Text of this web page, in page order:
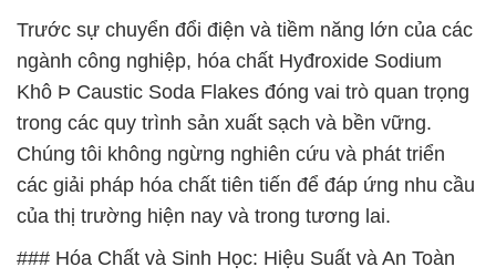
Trước sự chuyển đổi điện và tiềm năng lớn của các
ngành công nghiệp, hóa chất Hyđroxide Sodium
Khô Þ Caustic Soda Flakes đóng vai trò quan trọng
trong các quy trình sản xuất sạch và bền vững.
Chúng tôi không ngừng nghiên cứu và phát triển
các giải pháp hóa chất tiên tiến để đáp ứng nhu cầu
của thị trường hiện nay và trong tương lai.
### Hóa Chất và Sinh Học: Hiệu Suất và An Toàn